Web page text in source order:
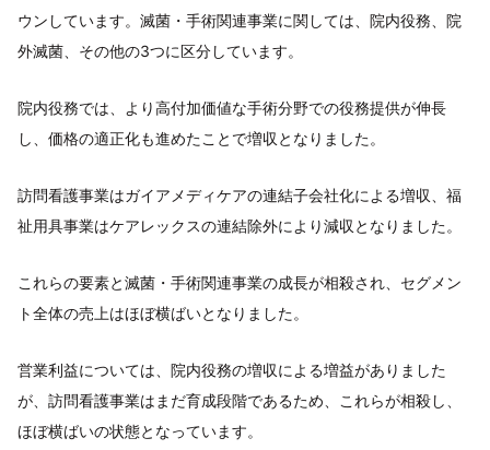
ウンしています。滅菌・手術関連事業に関しては、院内役務、院
外滅菌、その他の3つに区分しています。
院内役務では、より高付加価値な手術分野での役務提供が伸長
し、価格の適正化も進めたことで増収となりました。
訪問看護事業はガイアメディケアの連結子会社化による増収、福
祉用具事業はケアレックスの連結除外により減収となりました。
これらの要素と滅菌・手術関連事業の成長が相殺され、セグメン
ト全体の売上はほぼ横ばいとなりました。
営業利益については、院内役務の増収による増益がありました
が、訪問看護事業はまだ育成段階であるため、これらが相殺し、
ほぼ横ばいの状態となっています。